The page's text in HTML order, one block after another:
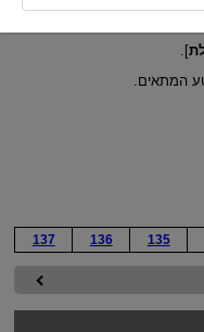
].
המתאים.
135
136
137